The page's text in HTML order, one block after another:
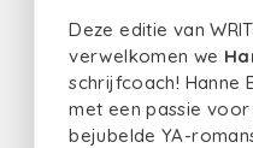
Deze editie van
verwelkomen we
schrijfcoach! Hanne
met een passie
bejubelde YA-